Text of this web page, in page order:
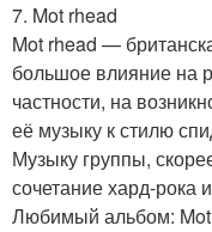
7. Mot rhead
Mot rhead —
большое влияние на
частности, на
её музыку к стилю
Музыку группы,
сочетание хард-рока
Любимый альбом: